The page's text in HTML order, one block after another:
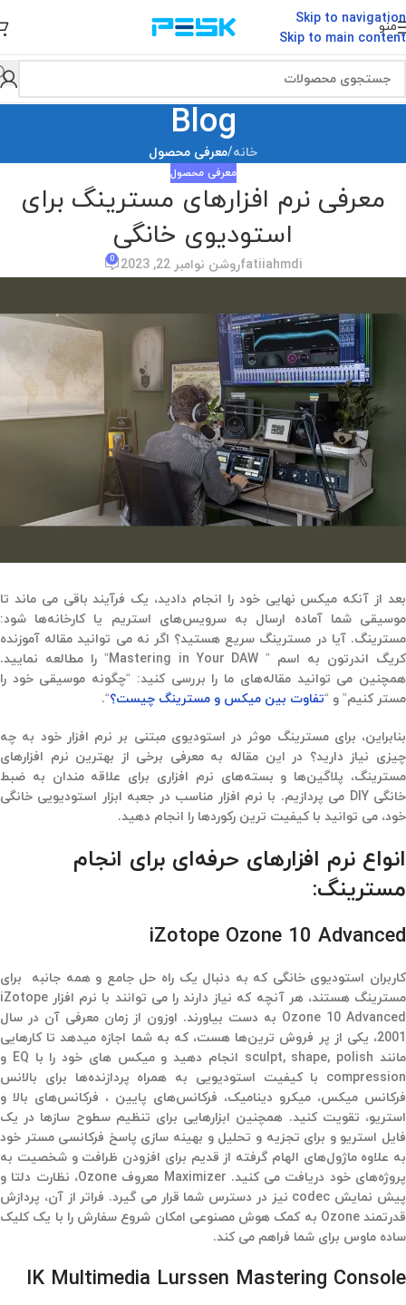
Skip to navigation
Skip to main content
منو
Blog
خانه/معرفی محصول
معرفی محصول
معرفی نرم افزارهای مسترینگ برای
استودیوی خانگی
fatiiahmdiروشن نوامبر 22, 2023 0
بعد از آنکه میکس نهایی خود را انجام دادید، یک فرآیند باقی می ماند تا
موسیقی شما آماده ارسال به سرویس‌های استریم یا کارخانه‌ها شود:
مسترینگ. آیا در مسترینگ سریع هستید؟ اگر نه می توانید مقاله آموزنده
کریگ اندرتون به اسم ” Mastering in Your DAW” را مطالعه نمایید.
همچنین می توانید مقاله‌های ما را بررسی کنید: “چگونه موسیقی خود را
مستر کنیم” و “تفاوت بین میکس و مسترینگ چیست؟“.
بنابراین، برای مسترینگ موثر در استودیوی مبتنی بر نرم افزار خود به چه
چیزی نیاز دارید؟ در این مقاله به معرفی برخی از بهترین نرم افزارهای
مسترینگ،‌ پلاگین‌ها و بسته‌های نرم افزاری برای علاقه مندان به ضبط
خانگی DIY می پردازیم. با نرم افزار مناسب در جعبه ابزار استودیویی خانگی
خود، می توانید با کیفیت ترین رکوردها را انجام دهید.
انواع نرم افزارهای حرفه‌ای برای انجام
مسترینگ:
iZotope Ozone 10 Advanced
کاربران استودیوی خانگی که به دنبال یک راه حل جامع و همه جانبه برای
مسترینگ هستند، هر آنچه که نیاز دارند را می توانند با نرم افزار iZotope
Ozone 10 Advanced به دست بیاورند. اوزون از زمان معرفی آن در سال
2001، یکی از پر فروش ترین‌ها هست، که به شما اجازه میدهد تا کارهایی
مانند sculpt, shape, polish انجام دهید و میکس های خود را با EQ و
compression با کیفیت استودیویی به همراه پردازنده‌ها برای بالانس
فرکانس میکس، میکرو دینامیک، فرکانس‌های پایین ، فرکانس‌های بالا و
استریو، تقویت کنید. همچنین ابزارهایی برای تنظیم سطوح سازها در یک
فایل استریو و برای تجزیه و تحلیل و بهینه سازی پاسخ فرکانسی مستر خود
به علاوه ماژول‌های الهام گرفته از قدیم برای افزودن ظرافت و شخصیت به
پروژه‌های خود دریافت می کنید. Maximizer معروف Ozone، نظارت دلتا و
پیش نمایش codec نیز در دسترس شما قرار می گیرد. فراتر از آن، پردازش
قدرتمند Ozone به کمک هوش مصنوعی امکان شروع سفارش را با یک کلیک
ساده ماوس برای شما فراهم می کند.
IK Multimedia Lurssen Mastering Console